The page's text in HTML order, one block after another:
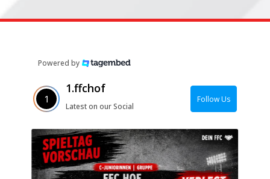
Powered by
1.ffchof
Latest on our Social
Follow Us